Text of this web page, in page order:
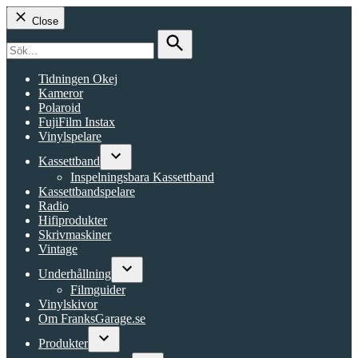
Close
for:
Search
Tidningen Okej
Kameror
Polaroid
FujiFilm Instax
Vinylspelare
Kassettband
Open
dropdown
menu
Inspelningsbara Kassettband
Kassettbandspelare
Radio
Hifiprodukter
Skrivmaskiner
Vintage
Underhållning
Open
Filmguider
Vinylskivor
Om FranksGarage.se
Produkter
Open